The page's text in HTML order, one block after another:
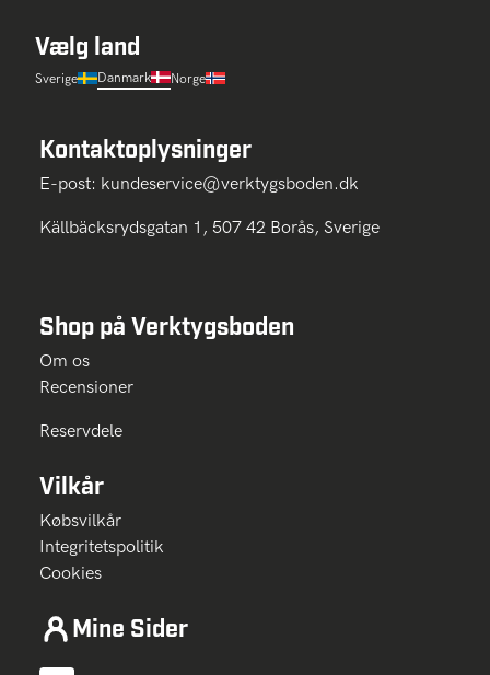
Vælg land
Sverige Danmark Norge
Kontaktoplysninger
E-post: kundeservice@verktygsboden.dk
Källbäcksrydsgatan 1, 507 42 Borås, Sverige
Shop på Verktygsboden
Om os
Recensioner
Reservdele
Vilkår
Købsvilkår
Integritetspolitik
Cookies
Mine Sider